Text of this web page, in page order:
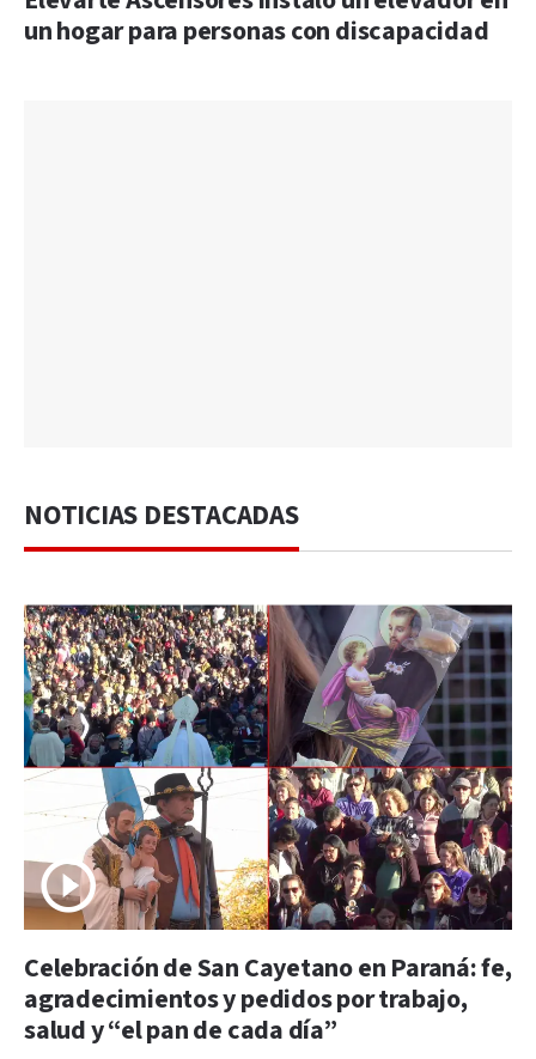
un hogar para personas con discapacidad
NOTICIAS DESTACADAS
Celebración de San Cayetano en Paraná: fe,
agradecimientos y pedidos por trabajo,
salud y “el pan de cada día”